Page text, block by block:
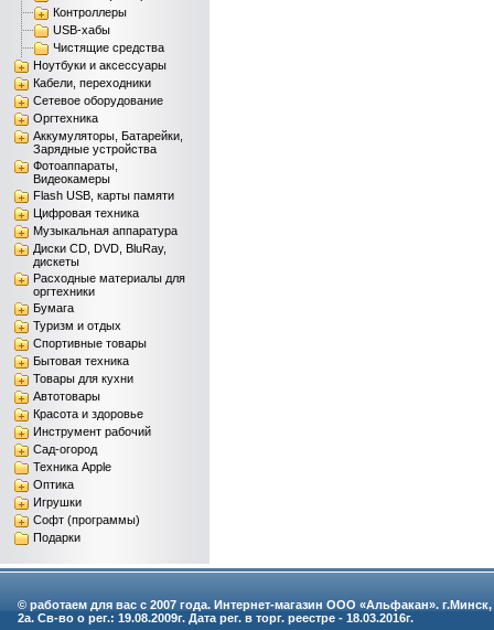
Контроллеры
USB-хабы
Чистящие средства
Ноутбуки и аксессуары
Кабели, переходники
Сетевое оборудование
Оргтехника
Аккумуляторы, Батарейки,
Зарядные устройства
Фотоаппараты,
Видеокамеры
Flash USB, карты памяти
Цифровая техника
Музыкальная аппаратура
Диски CD, DVD, BluRay,
дискеты
Расходные материалы для
оргтехники
Бумага
Туризм и отдых
Спортивные товары
Бытовая техника
Товары для кухни
Автотовары
Красота и здоровье
Инструмент рабочий
Сад-огород
Техника Apple
Оптика
Игрушки
Софт (программы)
Подарки
© работаем для вас с 2007 года. Интернет-магазин ООО «Альфакан».
2а. Св-во о рег.: 19.08.2009г. Дата рег. в торг. реестре - 18.03.2016г.